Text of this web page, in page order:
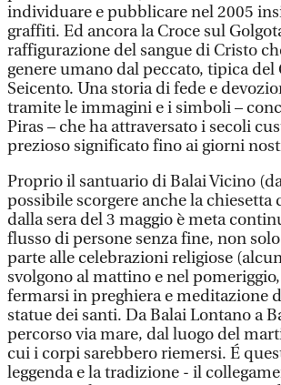
individuare e pubblicare nel 2005
graffiti. Ed ancora la Croce sul
raffigurazione del sangue di Cristo
genere umano dal peccato, tipica del
Seicento. Una storia di fede e
tramite le immagini e i simboli –
Piras – che ha attraversato i secoli
prezioso significato fino ai giorni
Proprio il santuario di Balai Vicino
possibile scorgere anche la chiesetta
dalla sera del 3 maggio è meta
flusso di persone senza fine, non
parte alle celebrazioni religiose
svolgono al mattino e nel
fermarsi in preghiera e meditazione
statue dei santi. Da Balai Lontano a
percorso via mare, dal luogo del
cui i corpi sarebbero riemersi. É
leggenda e la tradizione - il